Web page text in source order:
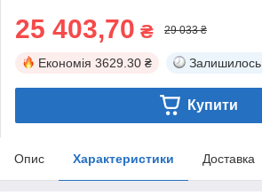
25 403,70 ₴ 29 033 ₴
Економія 3629.30 ₴ Залишилось
Купити
Опис Характеристики Доставка